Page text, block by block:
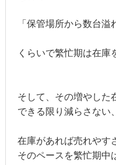
「保管場所から数台溢
くらいで繁忙期は在庫
そして、その増やした
できる限り減らさない
在庫があれば売れやす
そのペースを繁忙期中